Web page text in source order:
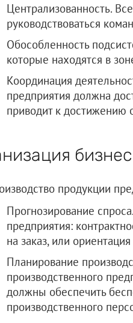
Централизованность.
руководствоваться
Обособленность
которые находятся в
Координация
предприятия должна
приводит к достижению
продукции
Прогнозирование
предприятия:
на заказ, или
Планирование
производственного
должны обеспечить
производственного